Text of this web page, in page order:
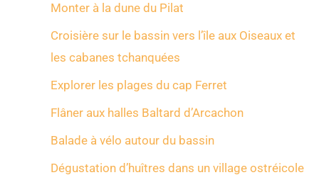
Monter à la dune du Pilat
Croisière sur le bassin vers l’île aux Oiseaux et
les cabanes tchanquées
Explorer les plages du cap Ferret
Flâner aux halles Baltard d’Arcachon
Balade à vélo autour du bassin
Dégustation d’huîtres dans un village ostréicole